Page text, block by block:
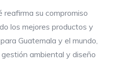
su compromiso
los mejores productos y
Guatemala y el mundo,
ambiental y diseño